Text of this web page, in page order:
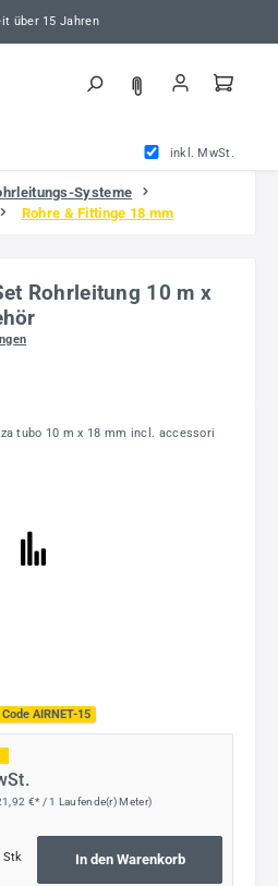
über 15 Jahren
inkl. MwSt.
Systeme
Rohre & Fittinge 18 mm
Rohrleitung 10 m x
von 4.92 von 5 Sternen
AIRNET-15
€* / 1 Laufende(r) Meter)
Stk In den Warenkorb